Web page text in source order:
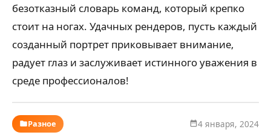
безотказный словарь команд, который крепко
стоит на ногах. Удачных рендеров, пусть каждый
созданный портрет приковывает внимание,
радует глаз и заслуживает истинного уважения в
среде профессионалов!
Разное 4 января, 2024